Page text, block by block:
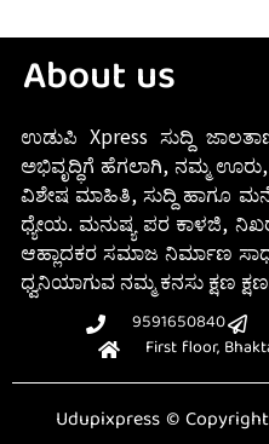
About us
ಉಡುಪಿ Xpress ಸುದ್ದಿ
ಅಭಿವೃದ್ಧಿಗೆ ಹೆಗಲಾಗಿ, ನಮ್ಮ
ವಿಶೇಷ ಮಾಹಿತಿ, ಸುದ್ದಿ ಹಾಗೂ
ಧ್ಯೇಯ. ಮನುಷ್ಯ ಪರ ಕಾಳಜಿ,
ಆಹ್ಲಾದಕರ ಸಮಾಜ ನಿರ್ಮಾಣ
ಧ್ವನಿಯಾಗುವ ನಮ್ಮ ಕನಸು ಕ್ಷಣ
9591650840
First floor,
Udupixpress ©